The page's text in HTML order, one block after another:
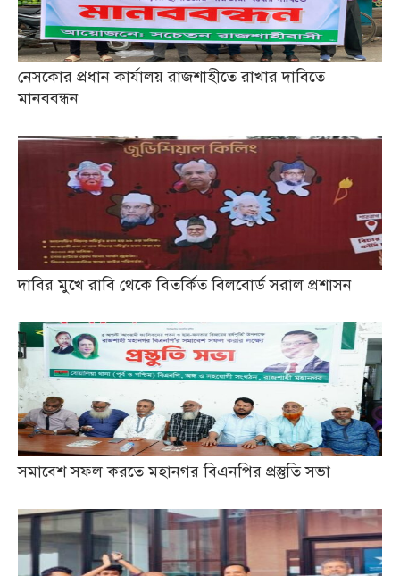
নেসকোর প্রধান কার্যালয় রাজশাহীতে রাখার দাবিতে
মানববন্ধন
দাবির মুখে রাবি থেকে বিতর্কিত বিলবোর্ড সরাল প্রশাসন
সমাবেশ সফল করতে মহানগর বিএনপির প্রস্তুতি সভা